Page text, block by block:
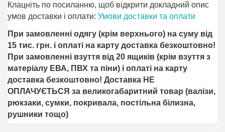
Клацніть по посиланню, щоб відкрити докладний опис
умов доставки і оплати:Умови доставки та оплати
При замовленні одягу (крім верхнього) на суму від
15 тис. грн. і оплаті на карту доставка безкоштовно!
При замовленні взуття від 20 ящиків (крім взуття з
матеріалу ЕВА, ПВХ та піни) і оплаті на карту
доставка безкоштовно! Доставка НЕ ​​
ОПЛАЧУЄТЬСЯ за великогабаритний товар (валізи,
рюкзаки, сумки, покривала, постільна білизна,
рушники тощо)